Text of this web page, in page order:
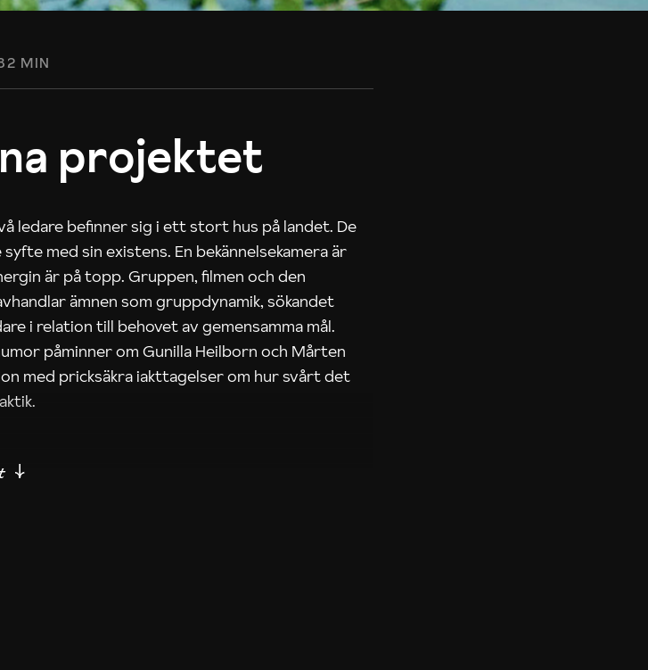
MIN
projektet
ledare befinner sig i ett stort hus på landet. De
med sin existens. En bekännelsekamera är
är på topp. Gruppen, filmen och den
ämnen som gruppdynamik, sökandet
i relation till behovet av gemensamma mål.
påminner om Gunilla Heilborn och Mårten
med pricksäkra iakttagelser om hur svårt det